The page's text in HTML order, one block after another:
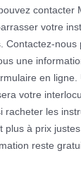
contacter
votre
Contactez-
une
en ligne.
votre
racheter les
plus à prix
reste